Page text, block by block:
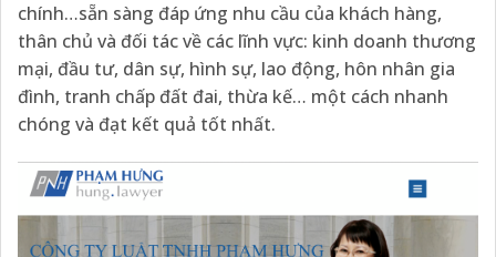
chính…sẵn sàng đáp ứng nhu cầu của khách hàng,
thân chủ và đối tác về các lĩnh vực: kinh doanh thương
mại, đầu tư, dân sự, hình sự, lao động, hôn nhân gia
đình, tranh chấp đất đai, thừa kế… một cách nhanh
chóng và đạt kết quả tốt nhất.